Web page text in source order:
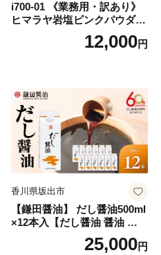
i700-01 《業務用・訳あり》
ヒマラヤ岩塩ピンクパウダー
タイプ(5kg) 岩塩 塩 調味料
しお 保存料不使用 天然 パウ
ティースマイル】
12,000円
香川県坂出市
【鎌田醤油】 だし醤油500ml
×12本入【だし醤油 醤油 人気
おすすめ 人気だし醤油 出汁
25,000円